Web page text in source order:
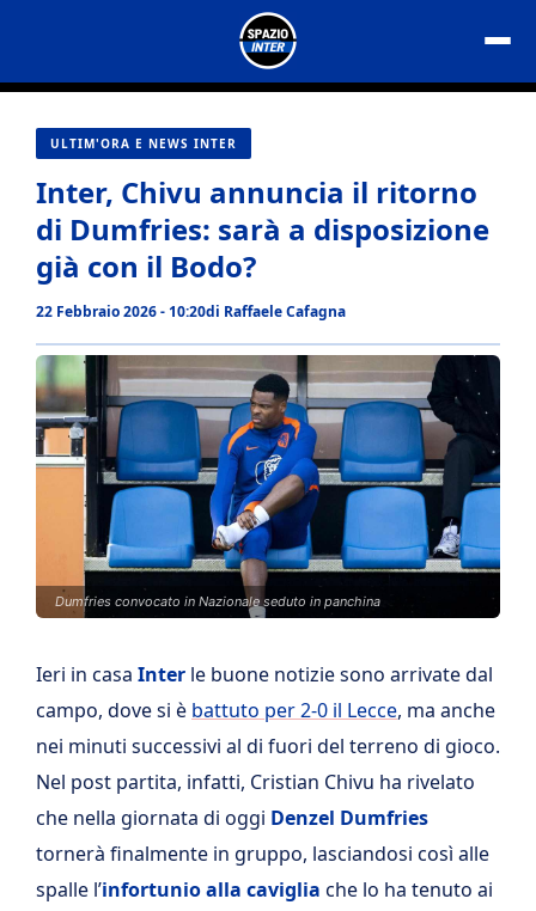
contenuto
ULTIM'ORA E NEWS INTER
Inter, Chivu annuncia il ritorno
di Dumfries: sarà a disposizione
già con il Bodo?
22 Febbraio 2026 - 10:20di Raffaele Cafagna
Dumfries convocato in Nazionale seduto in panchina
Ieri in casa Inter le buone notizie sono arrivate dal
campo, dove si è battuto per 2-0 il Lecce, ma anche
nei minuti successivi al di fuori del terreno di gioco.
Nel post partita, infatti, Cristian Chivu ha rivelato
che nella giornata di oggi Denzel Dumfries
tornerà finalmente in gruppo, lasciandosi così alle
spalle l’infortunio alla caviglia che lo ha tenuto ai